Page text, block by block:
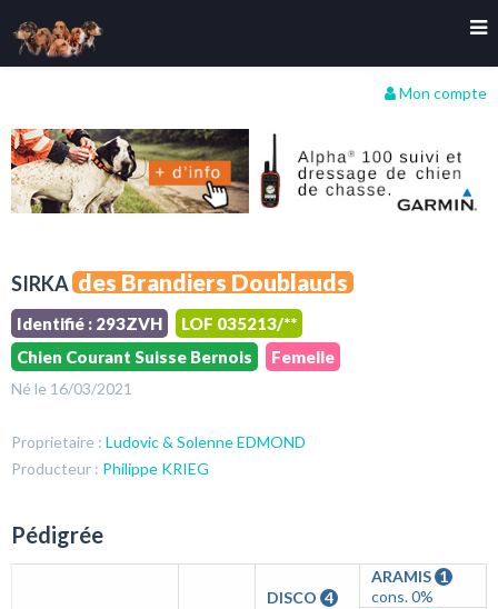
Mon compte
SIRKA des Brandiers Doublauds
Identifié : 293ZVH
LOF 035213/**
Chien Courant Suisse Bernois
Femelle
Né le 16/03/2021
Proprietaire : Ludovic & Solenne EDMOND
Producteur : Philippe KRIEG
Pédigrée
DISCO 4
ARAMIS 1
cons. 0%